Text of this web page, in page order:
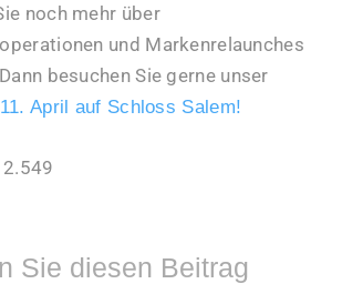
noch mehr über
und Markenrelaunches
besuchen Sie gerne unser
April auf Schloss Salem!
2.549
Sie diesen Beitrag